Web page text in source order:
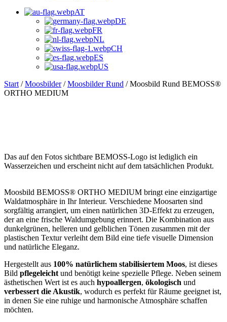
AT
DE
FR
NL
CH
ES
US
Start /Moosbilder/Moosbilder Rund / Moosbild Rund BEMOSS®
ORTHO MEDIUM
Das auf den Fotos sichtbare BEMOSS-Logo ist lediglich ein
Wasserzeichen und erscheint nicht auf dem tatsächlichen Produkt.
Moosbild BEMOSS® ORTHO MEDIUM bringt eine einzigartige
Waldatmosphäre in Ihr Interieur. Verschiedene Moosarten sind
sorgfältig arrangiert, um einen natürlichen 3D-Effekt zu erzeugen,
der an eine frische Waldumgebung erinnert. Die Kombination aus
dunkelgrünen, helleren und gelblichen Tönen zusammen mit der
plastischen Textur verleiht dem Bild eine tiefe visuelle Dimension
und natürliche Eleganz.
Hergestellt aus 100% natürlichem stabilisiertem Moos, ist dieses
Bild pflegeleicht und benötigt keine spezielle Pflege. Neben seinem
ästhetischen Wert ist es auch hypoallergen, ökologisch und
verbessert die Akustik, wodurch es perfekt für Räume geeignet ist,
in denen Sie eine ruhige und harmonische Atmosphäre schaffen
möchten.